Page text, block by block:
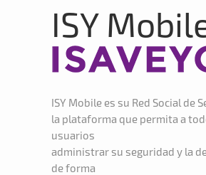
ISY
ISY Mobile es su Red Social de
la plataforma que permita a
usuarios
administrar su seguridad y la
de forma